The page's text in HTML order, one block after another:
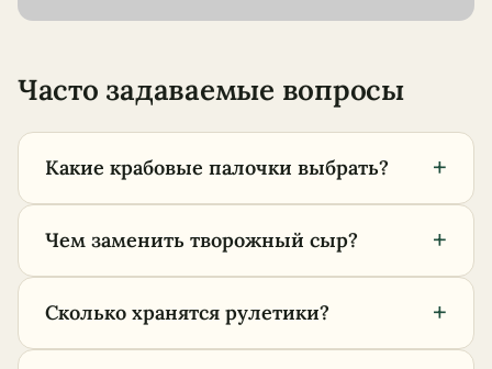
Часто задаваемые вопросы
Какие крабовые палочки выбрать? +
Чем заменить творожный сыр? +
Сколько хранятся рулетики? +